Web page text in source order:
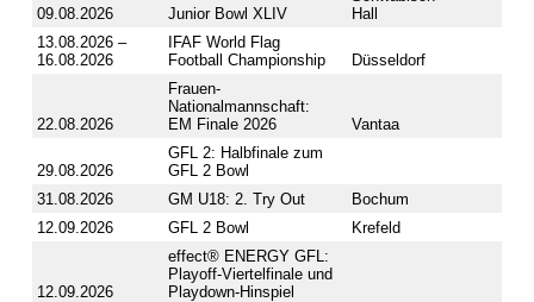
09.08.2026 Junior Bowl XLIV
Hall
13.08.2026 –
16.08.2026
IFAF World Flag
Football Championship
Düsseldorf
22.08.2026
Frauen-
Nationalmannschaft:
EM Finale 2026
Vantaa
29.08.2026
GFL 2: Halbfinale zum
GFL 2 Bowl
31.08.2026
GM U18: 2. Try Out
Bochum
12.09.2026
GFL 2 Bowl Krefeld
12.09.2026
effect® ENERGY GFL:
Playoff-Viertelfinale und
Playdown-Hinspiel